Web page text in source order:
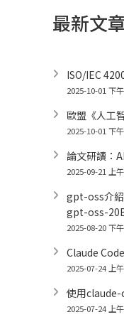
最新文
ISO/IEC
2025-10-01 下
歐盟《人工
2025-10-01 下
論文研讀：
2025-09-21 上
gpt-oss介
gpt-oss-
2025-08-20 下
Claude
2025-07-24 上
使用
2025-07-24 上